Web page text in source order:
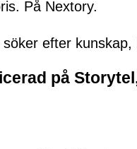
På Nextory.
efter
på